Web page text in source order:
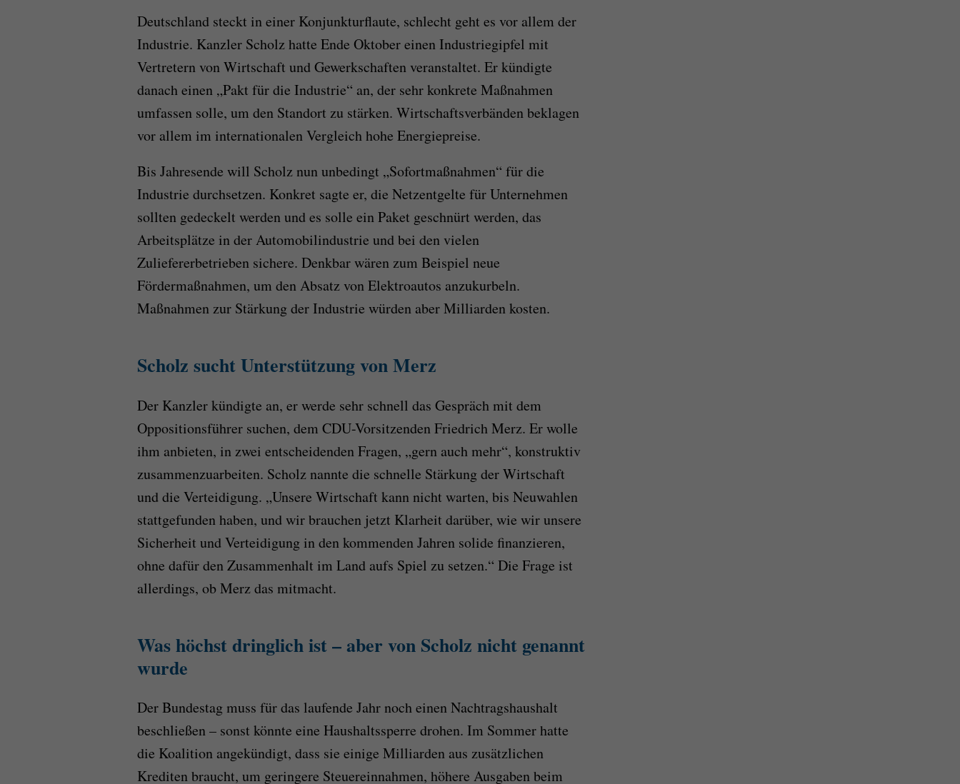
Deutschland steckt in einer Konjunkturflaute, schlecht geht es vor allem der
Industrie. Kanzler Scholz hatte Ende Oktober einen Industriegipfel mit
Vertretern von Wirtschaft und Gewerkschaften veranstaltet. Er kündigte
danach einen „Pakt für die Industrie“ an, der sehr konkrete Maßnahmen
umfassen solle, um den Standort zu stärken. Wirtschaftsverbänden beklagen
vor allem im internationalen Vergleich hohe Energiepreise.
Bis Jahresende will Scholz nun unbedingt „Sofortmaßnahmen“ für die
Industrie durchsetzen. Konkret sagte er, die Netzentgelte für Unternehmen
sollten gedeckelt werden und es solle ein Paket geschnürt werden, das
Arbeitsplätze in der Automobilindustrie und bei den vielen
Zuliefererbetrieben sichere. Denkbar wären zum Beispiel neue
Fördermaßnahmen, um den Absatz von Elektroautos anzukurbeln.
Maßnahmen zur Stärkung der Industrie würden aber Milliarden kosten.
Scholz sucht Unterstützung von Merz
Der Kanzler kündigte an, er werde sehr schnell das Gespräch mit dem
Oppositionsführer suchen, dem CDU-Vorsitzenden Friedrich Merz. Er wolle
ihm anbieten, in zwei entscheidenden Fragen, „gern auch mehr“, konstruktiv
zusammenzuarbeiten. Scholz nannte die schnelle Stärkung der Wirtschaft
und die Verteidigung. „Unsere Wirtschaft kann nicht warten, bis Neuwahlen
stattgefunden haben, und wir brauchen jetzt Klarheit darüber, wie wir unsere
Sicherheit und Verteidigung in den kommenden Jahren solide finanzieren,
ohne dafür den Zusammenhalt im Land aufs Spiel zu setzen.“ Die Frage ist
allerdings, ob Merz das mitmacht.
Was höchst dringlich ist – aber von Scholz nicht genannt
wurde
Der Bundestag muss für das laufende Jahr noch einen Nachtragshaushalt
beschließen – sonst könnte eine Haushaltssperre drohen. Im Sommer hatte
die Koalition angekündigt, dass sie einige Milliarden aus zusätzlichen
Krediten braucht, um geringere Steuereinnahmen, höhere Ausgaben beim